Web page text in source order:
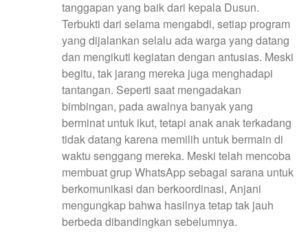
tanggapan yang baik dari kepala Dusun.
Terbukti dari selama mengabdi, setiap program
yang dijalankan selalu ada warga yang datang
dan mengikuti kegiatan dengan antusias. Meski
begitu, tak jarang mereka juga menghadapi
tantangan. Seperti saat mengadakan
bimbingan, pada awalnya banyak yang
berminat untuk ikut, tetapi anak anak terkadang
tidak datang karena memilih untuk bermain di
waktu senggang mereka. Meski telah mencoba
membuat grup WhatsApp sebagai sarana untuk
berkomunikasi dan berkoordinasi, Anjani
mengungkap bahwa hasilnya tetap tak jauh
berbeda dibandingkan sebelumnya.